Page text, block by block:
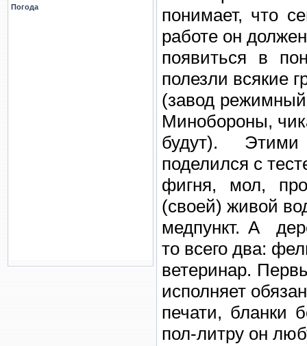
Погода
понимает, что
работе он
появиться в
полезли всякие
(завод
Минобороны,
будут). Этими
поделился с
фигня, мол,
(своей) живой
медпункт. А
то всего два:
ветеринар.
исполняет
печати, бланки
пол-литру он